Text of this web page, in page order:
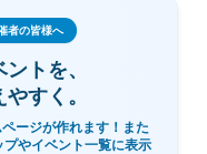
者の皆様へ
トを、
すく。
ージが作れます！また
やイベント一覧に表示